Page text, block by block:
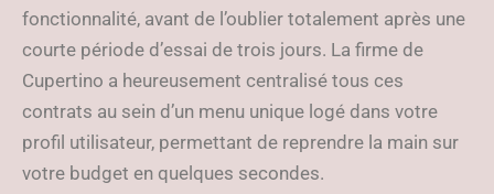
fonctionnalité, avant de l’oublier totalement après une
courte période d’essai de trois jours. La firme de
Cupertino a heureusement centralisé tous ces
contrats au sein d’un menu unique logé dans votre
profil utilisateur, permettant de reprendre la main sur
votre budget en quelques secondes.